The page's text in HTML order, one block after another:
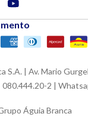
S.A. | Av. Mario
080.444.20-2 |
Águia Branca